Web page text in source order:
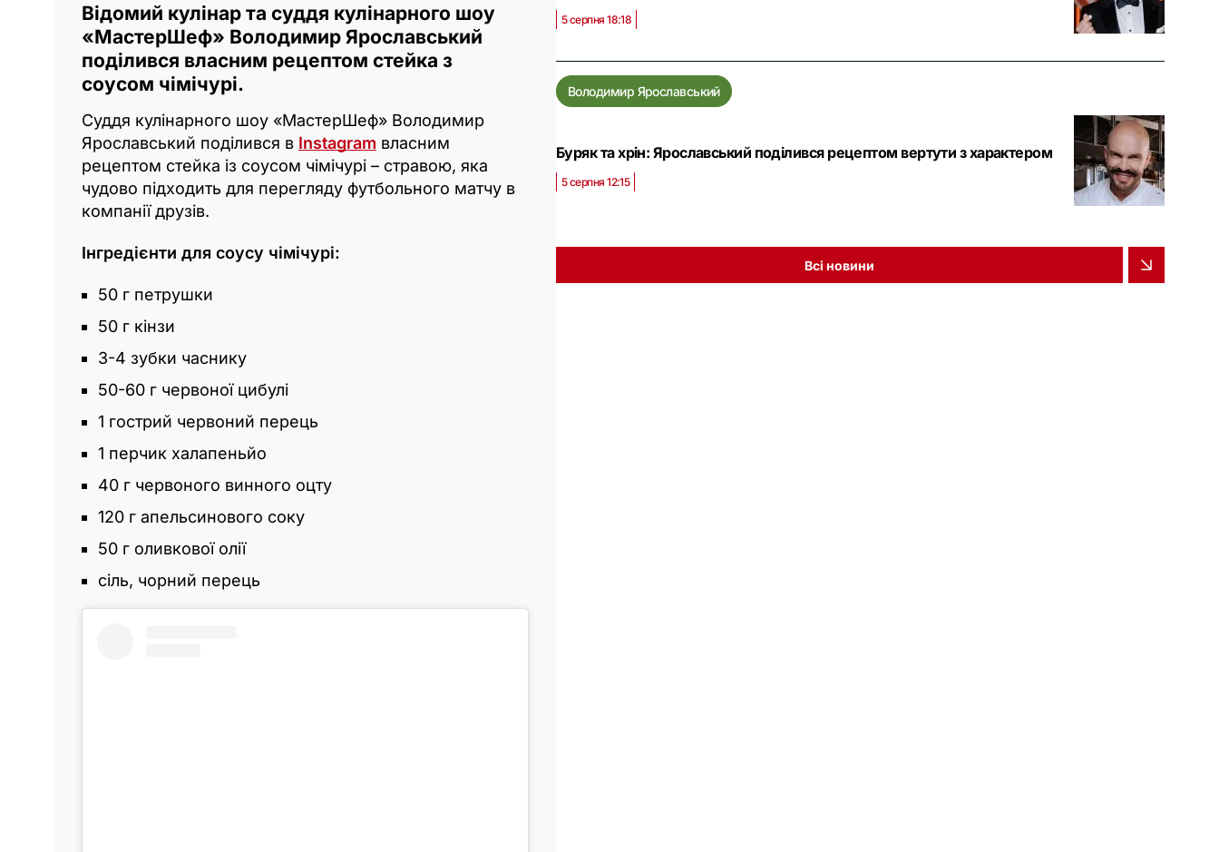
Відомий кулінар та суддя кулінарного шоу
«МастерШеф» Володимир Ярославський
поділився власним рецептом стейка з
соусом чімічурі.
Суддя кулінарного шоу «МастерШеф» Володимир
Ярославський поділився в Instagram власним
рецептом стейка із соусом чімічурі – стравою, яка
чудово підходить для перегляду футбольного матчу в
компанії друзів.
Інгредієнти для соусу чімічурі:
50 г петрушки
50 г кінзи
3-4 зубки часнику
50-60 г червоної цибулі
1 гострий червоний перець
1 перчик халапеньйо
40 г червоного винного оцту
120 г апельсинового соку
50 г оливкової олії
сіль, чорний перець
5 серпня 18:18
Володимир Ярославський
Буряк та хрін: Ярославський поділився рецептом вертути з характером
5 серпня 12:15
Всі новини